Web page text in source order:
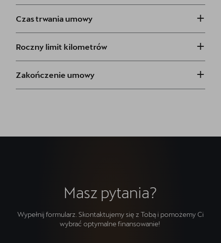
Czas trwania umowy +
Roczny limit kilometrów +
Zakończenie umowy +
Masz pytania?
Wypełnij formularz. Skontaktujemy się z Tobą i pomożemy Ci
wybrać optymalne finansowanie!